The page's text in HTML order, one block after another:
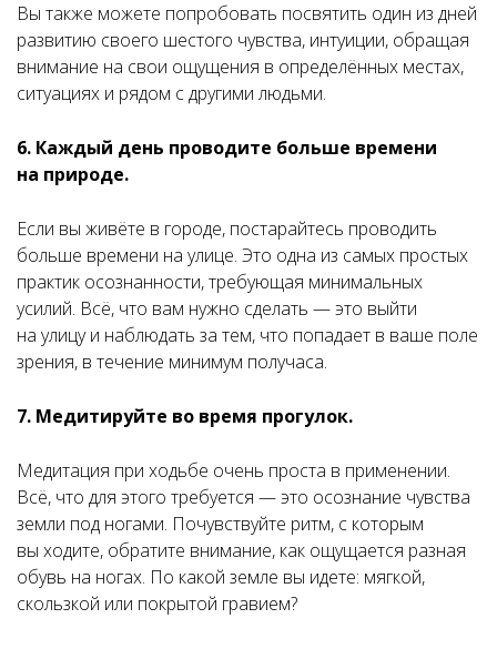
Вы также можете попробовать посвятить один из дней
развитию своего шестого чувства, интуиции, обращая
внимание на свои ощущения в определённых местах,
ситуациях и рядом с другими людьми.
6. Каждый день проводите больше времени
на природе.
Если вы живёте в городе, постарайтесь проводить
больше времени на улице. Это одна из самых простых
практик осознанности, требующая минимальных
усилий. Всё, что вам нужно сделать — это выйти
на улицу и наблюдать за тем, что попадает в ваше поле
зрения, в течение минимум получаса.
7. Медитируйте во время прогулок.
Медитация при ходьбе очень проста в применении.
Всё, что для этого требуется — это осознание чувства
земли под ногами. Почувствуйте ритм, с которым
вы ходите, обратите внимание, как ощущается разная
обувь на ногах. По какой земле вы идете: мягкой,
скользкой или покрытой гравием?